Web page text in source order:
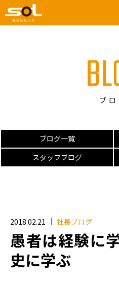
ブロ
ブログ一覧
スタッフブログ
2018.02.21 社長ブログ
愚者は経験に
史に学ぶ